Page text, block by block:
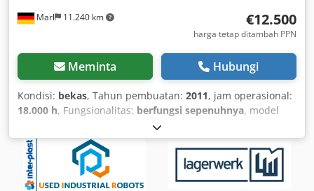
Marl 11.240 km €12.500
harga tetap ditambah PPN
Meminta Hubungi
Kondisi: bekas, Tahun pembuatan: 2011, jam operasional:
18.000 h, Fungsionalitas: berfungsi sepenuhnya, model
, The FANUC R-2000iB/165F is a
powerful 6-axis industrial robot designed for demanding
applications in automated manufacturing. It stands out for
its high payload capacity, extended reach, and maximum
reliability in continuous operation. This model is especially